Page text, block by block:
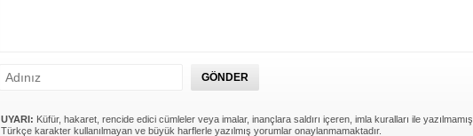
UYARI: Küfür, hakaret, rencide edici cümleler veya imalar, inançlara saldırı içeren, imla kuralları ile yazılmamış,
Türkçe karakter kullanılmayan ve büyük harflerle yazılmış yorumlar onaylanmamaktadır.